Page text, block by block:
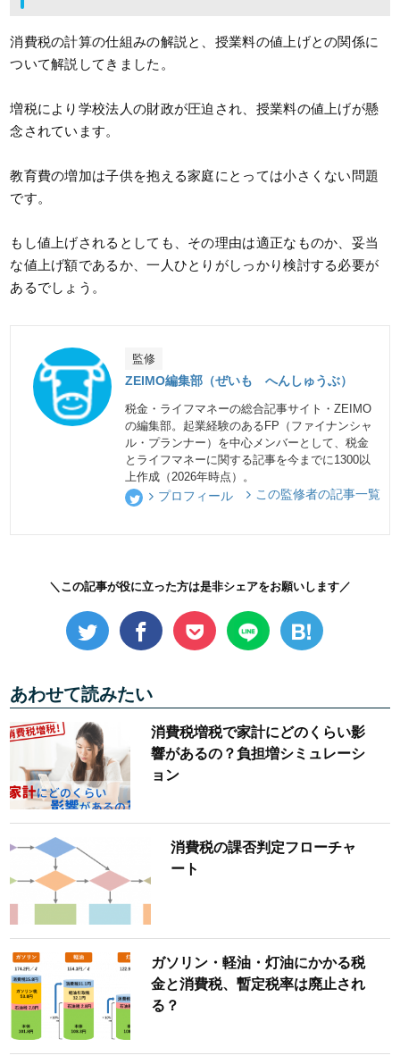
消費税の計算の仕組みの解説と、授業料の値上げとの関係に
ついて解説してきました。
増税により学校法人の財政が圧迫され、授業料の値上げが懸
念されています。
教育費の増加は子供を抱える家庭にとっては小さくない問題
です。
もし値上げされるとしても、その理由は適正なものか、妥当
な値上げ額であるか、一人ひとりがしっかり検討する必要が
あるでしょう。
監修
ZEIMO編集部（ぜいも へんしゅうぶ）
税金・ライフマネーの総合記事サイト・ZEIMO
の編集部。起業経験のあるFP（ファイナンシャ
ル・プランナー）を中心メンバーとして、税金
とライフマネーに関する記事を今までに1300以
上作成（2026年時点）。
プロフィール この監修者の記事一覧
＼この記事が役に立った方は是非シェアをお願いします／
あわせて読みたい
消費税増税で家計にどのくらい影
響があるの？負担増シミュレーシ
ョン
消費税の課否判定フローチャ
ート
ガソリン・軽油・灯油にかかる税
金と消費税、暫定税率は廃止され
る？